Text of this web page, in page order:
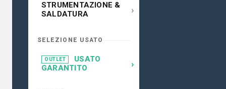
STRUMENTAZIONE &
SALDATURA
›
SELEZIONE USATO
OUTLET
USATO
GARANTITO
›